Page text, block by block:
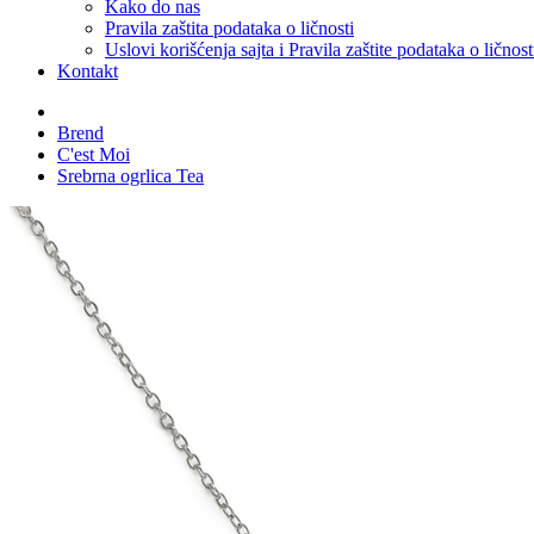
Kako do nas
Pravila zaštita podataka o ličnosti
Uslovi korišćenja sajta i Pravila zaštite podataka o
Kontakt
Brend
C'est Moi
Srebrna ogrlica Tea